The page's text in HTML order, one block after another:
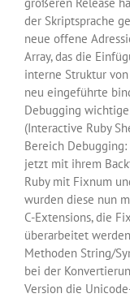
der Skriptsprache
neue offene
Array, das die
interne Struktur von
neu eingeführte
Debugging
(Interactive Ruby
Bereich
jetzt mit ihrem
Ruby mit Fixnum
wurden diese nun
C-Extensions, die
überarbeitet
Methoden String/
bei der
Version die